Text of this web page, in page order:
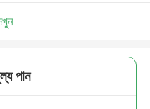
পান